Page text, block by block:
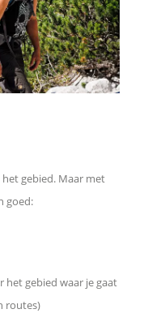
gebied. Maar met
goed:
het gebied waar je gaat
routes)